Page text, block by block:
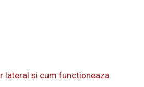
lateral si cum functioneaza